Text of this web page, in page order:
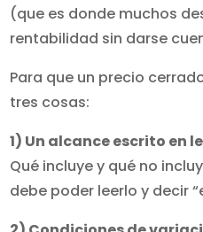
(que es donde muchos
rentabilidad sin darse
Para que un precio
tres cosas:
1) Un alcance escrito en
Qué incluye y qué no
debe poder leerlo y decir